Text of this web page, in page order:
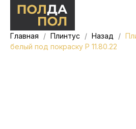
Главная Плинтус Назад
белый под покраску Р 11.80.22